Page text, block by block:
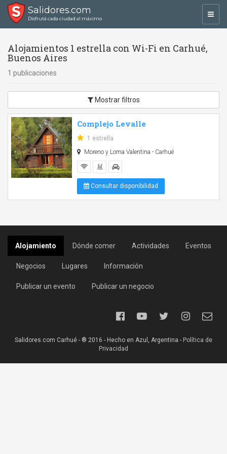
Salidores.com
Disfrutá cada ciudad al máximo
Alojamientos 1 estrella con Wi-Fi en Carhué,
Buenos Aires
1 publicaciones
Mostrar filtros
Complejo Levalle
1 estrella
Moreno y Loma Valentina - Carhué
Consultar disponibilidad
Alojamiento Dónde comer Actividades Eventos
Negocios Lugares Información
Publicar un evento Publicar un negocio
Salidores.com Carhué - ® 2016 - Hecho en Azul, Argentina - Política de
Privacidad